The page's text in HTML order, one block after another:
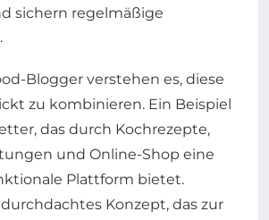
sichern regelmäßige
Blogger verstehen es, diese
zu kombinieren. Ein Beispiel
das durch Kochrezepte,
und Online-Shop eine
Plattform bietet.
Konzept, das zur